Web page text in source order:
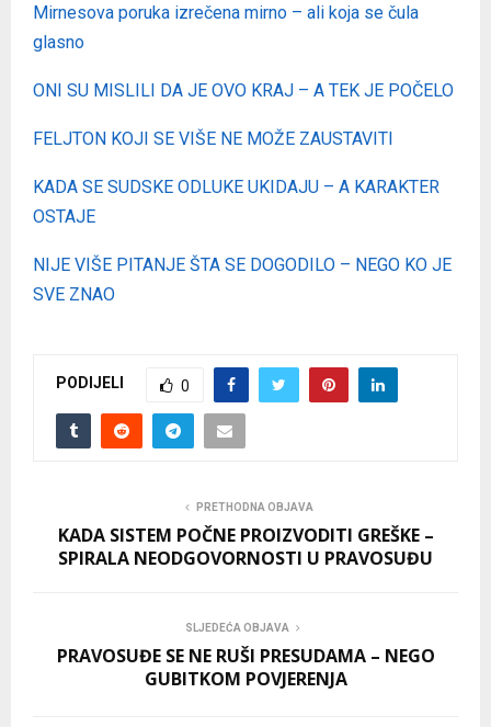
Mirnesova poruka izrečena mirno – ali koja se čula
glasno
ONI SU MISLILI DA JE OVO KRAJ – A TEK JE POČELO
FELJTON KOJI SE VIŠE NE MOŽE ZAUSTAVITI
KADA SE SUDSKE ODLUKE UKIDAJU – A KARAKTER
OSTAJE
NIJE VIŠE PITANJE ŠTA SE DOGODILO – NEGO KO JE
SVE ZNAO
PODIJELI 0
PRETHODNA OBJAVA
KADA SISTEM POČNE PROIZVODITI GREŠKE –
SPIRALA NEODGOVORNOSTI U PRAVOSUĐU
SLJEDEĆA OBJAVA
PRAVOSUĐE SE NE RUŠI PRESUDAMA – NEGO
GUBITKOM POVJERENJA